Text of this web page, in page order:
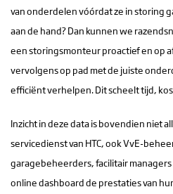
van onderdelen vóórdat ze in storing
aan de hand? Dan kunnen we
een storingsmonteur proactief en op
vervolgens op pad met de juiste
efficiënt verhelpen. Dit scheelt tijd,
Inzicht in deze data is bovendien niet
servicedienst van HTC, ook VvE-
garagebeheerders, facilitair
online dashboard de prestaties van